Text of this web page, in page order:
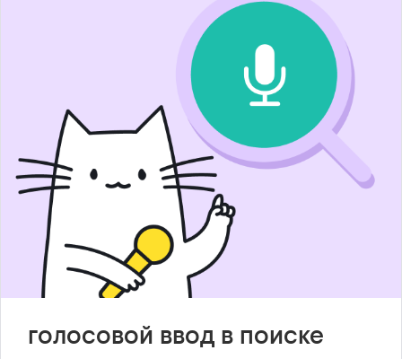
голосовой ввод в поиске